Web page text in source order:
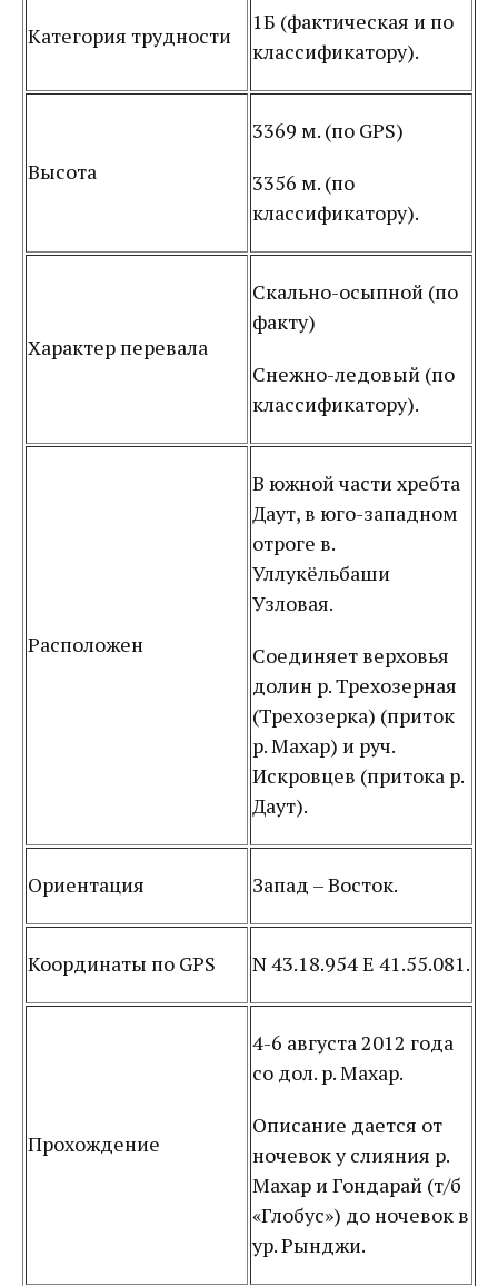
Категория трудности
1Б (фактическая и по
классификатору).
Высота
3369 м. (по GPS)
3356 м. (по
классификатору).
Характер перевала
Скально-осыпной (по
факту)
Снежно-ледовый (по
классификатору).
Расположен
В южной части хребта
Даут, в юго-западном
отроге в.
Уллукёльбаши
Узловая.
Соединяет верховья
долин р. Трехозерная
(Трехозерка) (приток
р. Махар) и руч.
Искровцев (притока р.
Даут).
Ориентация Запад – Восток.
Координаты по GPS N 43.18.954 E 41.55.081.
Прохождение
4-6 августа 2012 года
со дол. р. Махар.
Описание дается от
ночевок у слияния р.
Махар и Гондарай (т/б
«Глобус») до ночевок в
ур. Рынджи.